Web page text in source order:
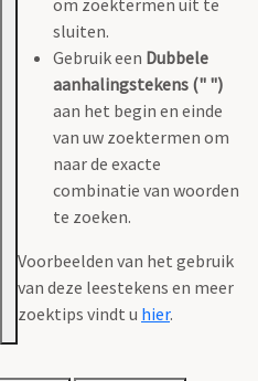
sluiten.
Gebruik een Dubbele
aanhalingstekens (" ")
aan het begin en einde
van uw zoektermen om
naar de exacte
combinatie van woorden
te zoeken.
Voorbeelden van het gebruik
van deze leestekens en meer
zoektips vindt u hier.